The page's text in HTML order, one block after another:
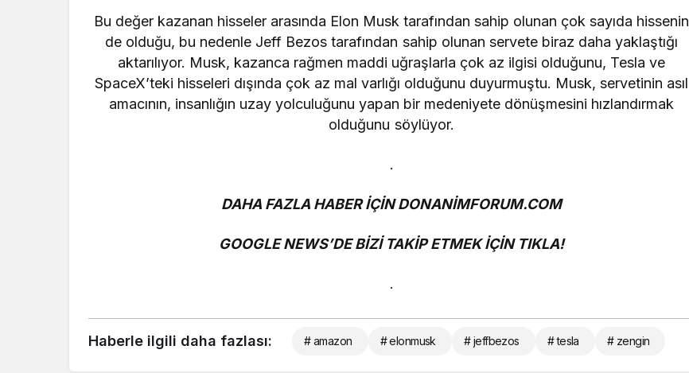
Bu değer kazanan hisseler arasında Elon Musk tarafından sahip olunan çok sayıda hissenin
de olduğu, bu nedenle Jeff Bezos tarafından sahip olunan servete biraz daha yaklaştığı
aktarılıyor. Musk, kazanca rağmen maddi uğraşlarla çok az ilgisi olduğunu, Tesla ve
SpaceX’teki hisseleri dışında çok az mal varlığı olduğunu duyurmuştu. Musk, servetinin asıl
amacının, insanlığın uzay yolculuğunu yapan bir medeniyete dönüşmesini hızlandırmak
olduğunu söylüyor.
.
DAHA FAZLA HABER İÇİNDONANİMFORUM.COM
GOOGLE NEWS’DE BİZİ TAKİP ETMEK İÇİN TIKLA!
.
Haberle ilgili daha fazlası: # amazon # elonmusk # jeffbezos # tesla # zengin